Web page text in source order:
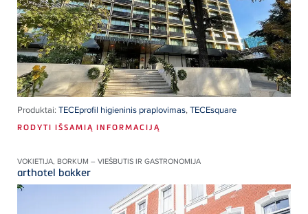
Produktai: TECEprofil higieninis praplovimas,TECEsquare
RODYTI IŠSAMIĄ INFORMACIJĄ
VOKIETIJA, BORKUM – VIEŠBUTIS IR GASTRONOMIJA
arthotel bakker